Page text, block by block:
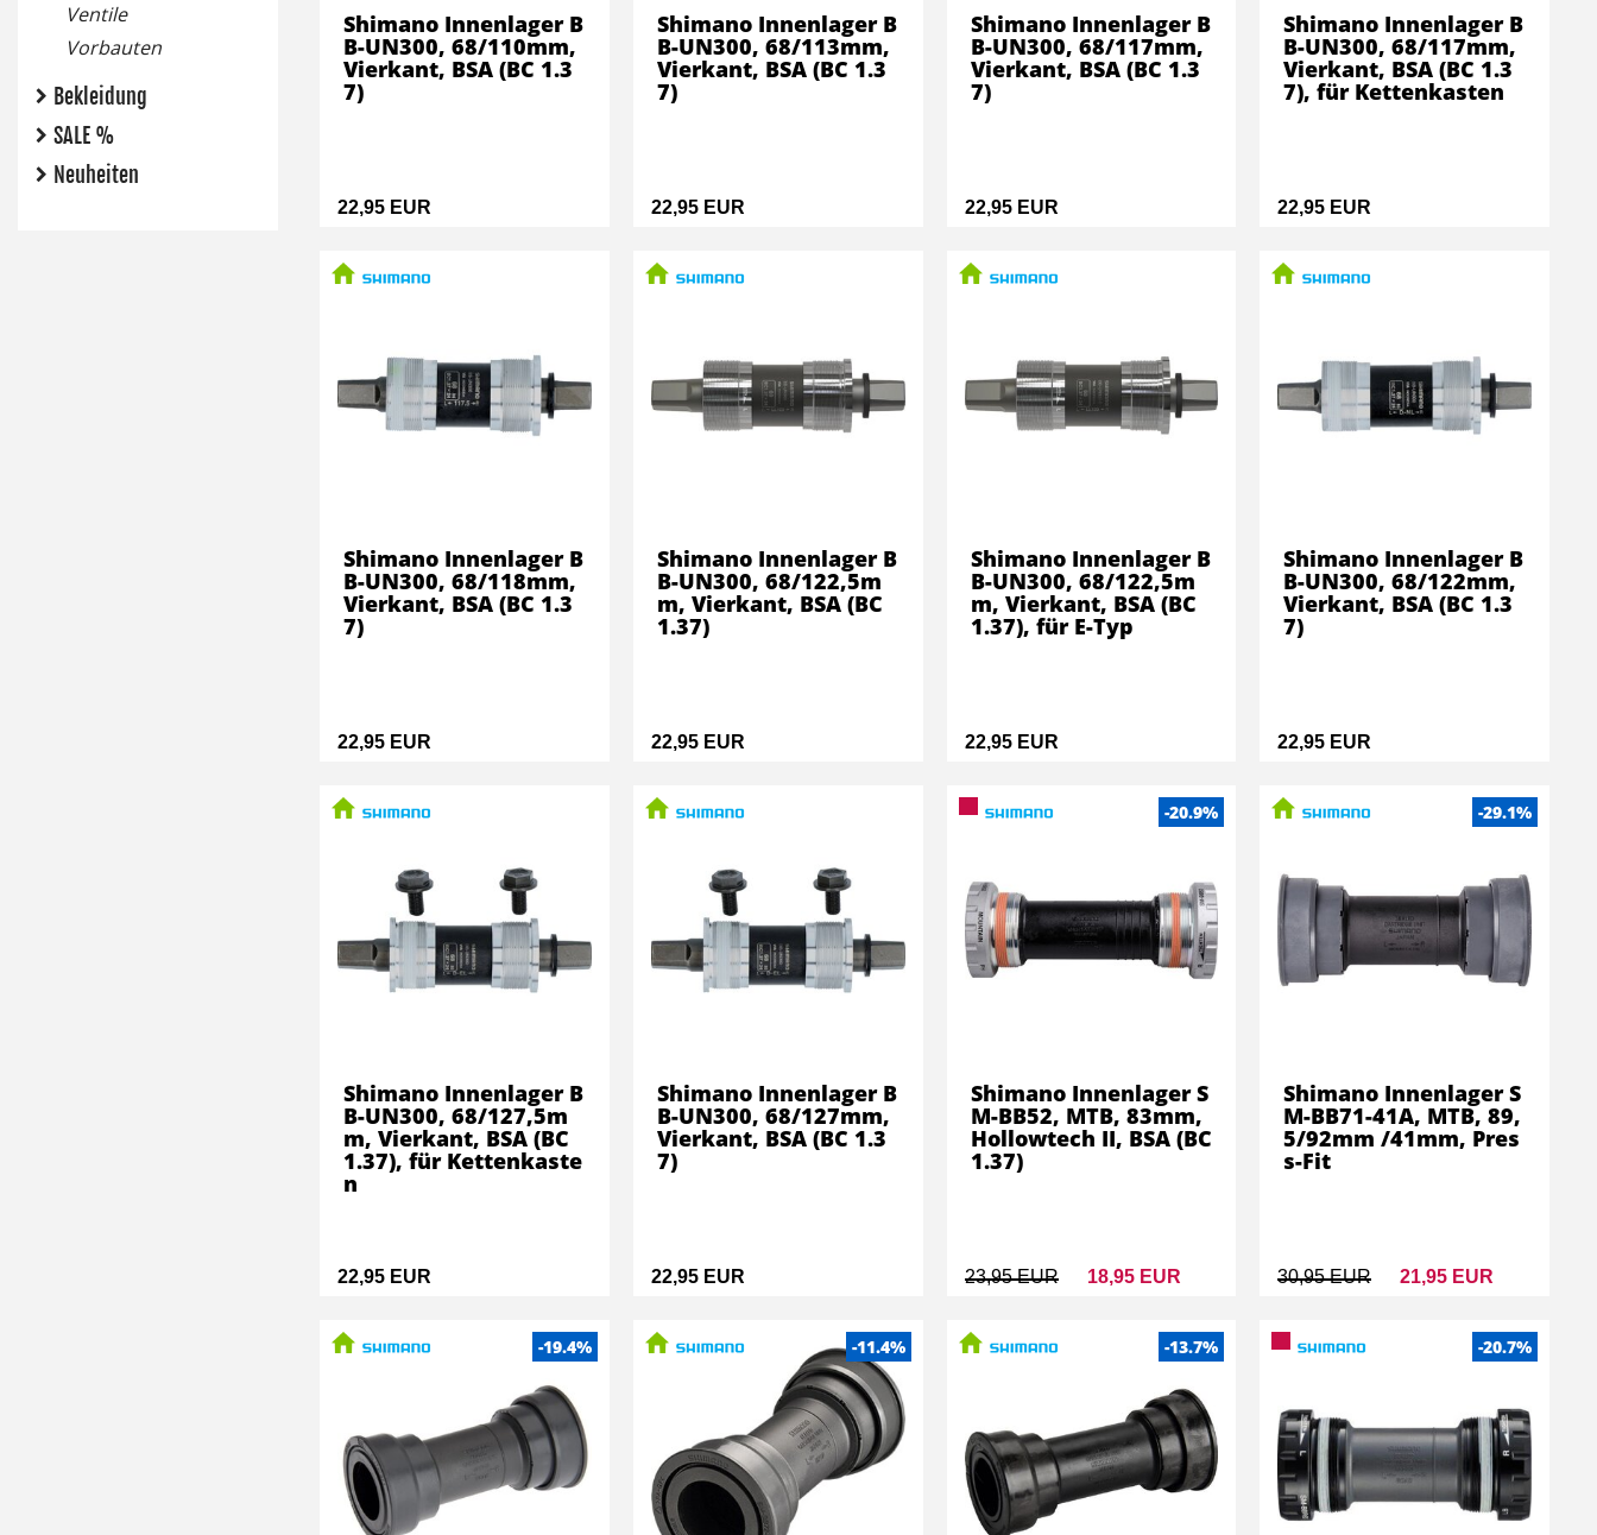
Ventile
Vorbauten
Bekleidung
SALE %
Neuheiten
22,95 EUR
Shimano Innenlager B
B-UN300, 68/110mm,
Vierkant, BSA (BC 1.3
7)
22,95 EUR
Shimano Innenlager B
B-UN300, 68/113mm,
Vierkant, BSA (BC 1.3
7)
22,95 EUR
Shimano Innenlager B
B-UN300, 68/117mm,
Vierkant, BSA (BC 1.3
7)
22,95 EUR
Shimano Innenlager B
B-UN300, 68/117mm,
Vierkant, BSA (BC 1.3
7), für Kettenkasten
22,95 EUR
Shimano Innenlager B
B-UN300, 68/118mm,
Vierkant, BSA (BC 1.3
7)
22,95 EUR
Shimano Innenlager B
B-UN300, 68/122,5m
m, Vierkant, BSA (BC
1.37)
22,95 EUR
Shimano Innenlager B
B-UN300, 68/122,5m
m, Vierkant, BSA (BC
1.37), für E-Typ
22,95 EUR
Shimano Innenlager B
B-UN300, 68/122mm,
Vierkant, BSA (BC 1.3
7)
22,95 EUR
Shimano Innenlager B
B-UN300, 68/127,5m
m, Vierkant, BSA (BC
1.37), für Kettenkaste
n
22,95 EUR
Shimano Innenlager B
B-UN300, 68/127mm,
Vierkant, BSA (BC 1.3
7)
-20.9%
23,95 EUR 18,95 EUR
Shimano Innenlager S
M-BB52, MTB, 83mm,
Hollowtech II, BSA (BC
1.37)
-29.1%
30,95 EUR 21,95 EUR
Shimano Innenlager S
M-BB71-41A, MTB, 89,
5/92mm /41mm, Pres
s-Fit
-19.4% -11.4% -13.7% -20.7%